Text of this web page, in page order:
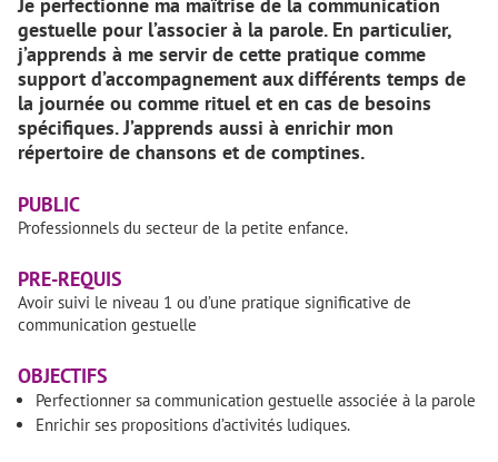
gestuelle pour l’associer à la parole. En particulier,
j’apprends à me servir de cette pratique comme
support d’accompagnement aux différents temps de
la journée ou comme rituel et en cas de besoins
spécifiques. J’apprends aussi à enrichir mon
répertoire de chansons et de comptines.
PUBLIC
Professionnels du secteur de la petite enfance.
PRE-REQUIS
Avoir suivi le niveau 1 ou d’une pratique significative de
communication gestuelle
OBJECTIFS
Perfectionner sa communication gestuelle associée à la parole
Enrichir ses propositions d’activités ludiques.